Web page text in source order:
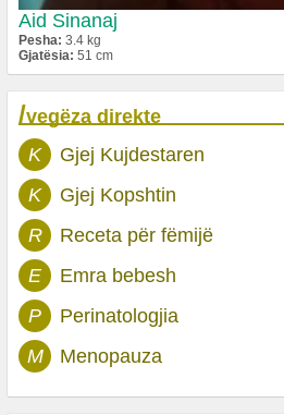
Aid Sinanaj
Pesha: 3.4 kg
Gjatësia: 51 cm
/vegëza direkte
K
Gjej Kujdestaren
K
Gjej Kopshtin
R
Receta për fëmijë
E
Emra bebesh
P
Perinatologjia
M
Menopauza